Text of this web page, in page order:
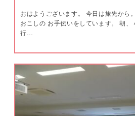
おはようございます。 今日は旅先から
おこしの お手伝いをしています。 朝、
行…